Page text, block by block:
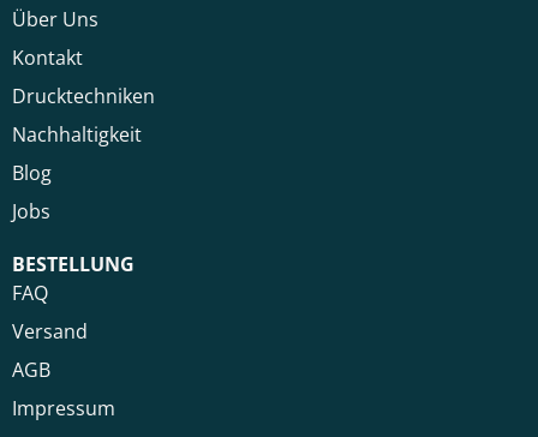
Über Uns
Kontakt
Drucktechniken
Nachhaltigkeit
Blog
Jobs
BESTELLUNG
FAQ
Versand
AGB
Impressum